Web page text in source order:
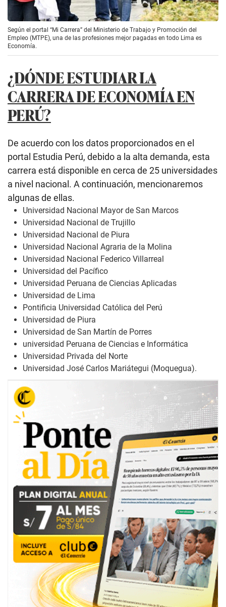
Según el portal “Mi Carrera” del Ministerio de Trabajo y Promoción del
Empleo (MTPE), una de las profesiones mejor pagadas en todo Lima es
Economía.
¿DÓNDE ESTUDIAR LA
CARRERA DE ECONOMÍA EN
PERÚ?
De acuerdo con los datos proporcionados en el
portal Estudia Perú, debido a la alta demanda, esta
carrera está disponible en cerca de 25 universidades
a nivel nacional. A continuación, mencionaremos
algunas de ellas.
Universidad Nacional Mayor de San Marcos
Universidad Nacional de Trujillo
Universidad Nacional de Piura
Universidad Nacional Agraria de la Molina
Universidad Nacional Federico Villarreal
Universidad del Pacífico
Universidad Peruana de Ciencias Aplicadas
Universidad de Lima
Pontificia Universidad Católica del Perú
Universidad de Piura
Universidad de San Martín de Porres
universidad Peruana de Ciencias e Informática
Universidad Privada del Norte
Universidad José Carlos Mariátegui (Moquegua).